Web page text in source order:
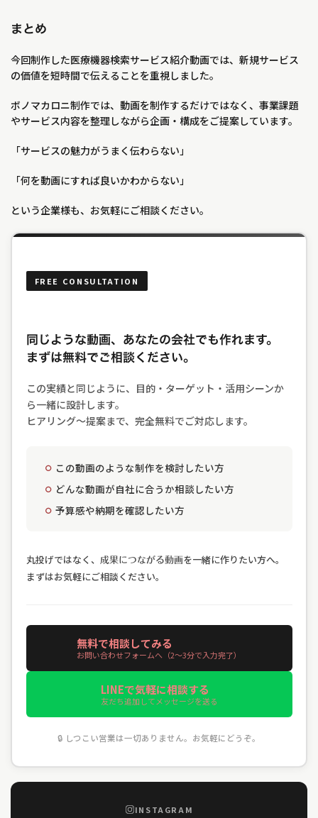
まとめ
今回制作した医療機器検索サービス紹介動画では、新規サービス
の価値を短時間で伝えることを重視しました。
ボノマカロニ制作では、動画を制作するだけではなく、事業課題
やサービス内容を整理しながら企画・構成をご提案しています。
「サービスの魅力がうまく伝わらない」
「何を動画にすれば良いかわからない」
という企業様も、お気軽にご相談ください。
FREE CONSULTATION
同じような動画、あなたの会社でも作れます。
まずは無料でご相談ください。
この実績と同じように、目的・ターゲット・活用シーンか
ら一緒に設計します。
ヒアリング〜提案まで、完全無料でご対応します。
この動画のような制作を検討したい方
どんな動画が自社に合うか相談したい方
予算感や納期を確認したい方
丸投げではなく、 成果につながる動画を一緒に作りたい方へ。
まずはお気軽にご相談ください。
無料で相談してみる
お問い合わせフォームへ（2〜3分で入力完了）
LINEで気軽に相談する
友だち追加してメッセージを送る
🔒 しつこい営業は一切ありません。お気軽にどうぞ。
INSTAGRAM